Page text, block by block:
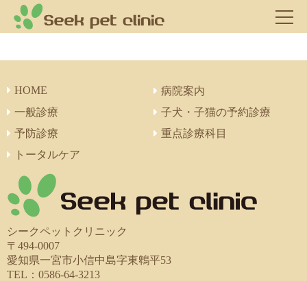
HOME
病院案内
一般診療
子犬・子猫の予約診療
予防診療
重点診療科目
トータルケア
シークペットクリニック
〒494-0007
愛知県一宮市小信中島字東鵯平53
TEL：0586-64-3213